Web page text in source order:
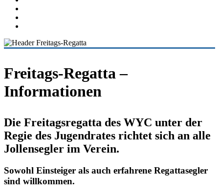
Freitags-Regatta –
Informationen
Die Freitagsregatta des WYC unter der
Regie des Jugendrates richtet sich an alle
Jollensegler im Verein.
Sowohl Einsteiger als auch erfahrene Regattasegler
sind willkommen.